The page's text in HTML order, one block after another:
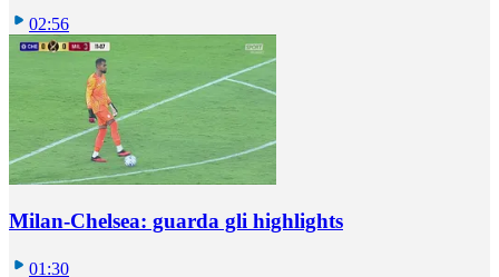
02:56
Milan-Chelsea: guarda gli highlights
01:30